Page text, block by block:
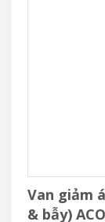
Van giảm
& bẫy)